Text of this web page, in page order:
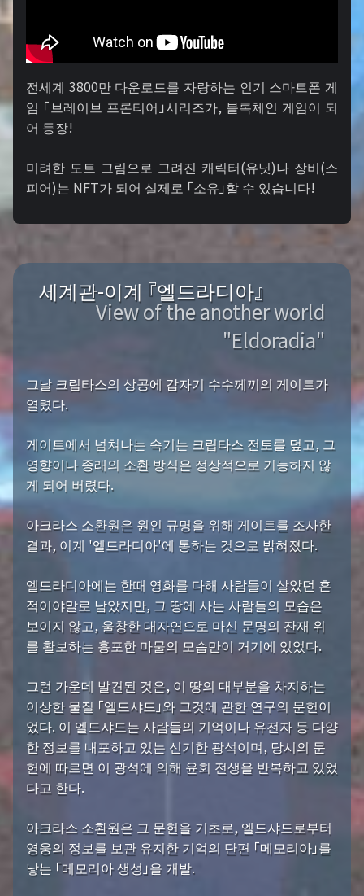
전세계 3800만 다운로드를 자랑하는 인기 스마트폰 게
임 「브레이브 프론티어」시리즈가, 블록체인 게임이 되
어 등장!
미려한 도트 그림으로 그려진 캐릭터(유닛)나 장비(스
피어)는 NFT가 되어 실제로 「소유」할 수 있습니다!
세계관-이계 『엘드라디아』
View of the another world
"Eldoradia"
그날 크립타스의 상공에 갑자기 수수께끼의 게이트가
열렸다.
게이트에서 넘쳐나는 속기는 크립타스 전토를 덮고, 그
영향이나 종래의 소환 방식은 정상적으로 기능하지 않
게 되어 버렸다.
아크라스 소환원은 원인 규명을 위해 게이트를 조사한
결과, 이계 '엘드라디아'에 통하는 것으로 밝혀졌다.
엘드라디아에는 한때 영화를 다해 사람들이 살았던 흔
적이야말로 남았지만, 그 땅에 사는 사람들의 모습은
보이지 않고, 울창한 대자연으로 마신 문명의 잔재 위
를 활보하는 흉포한 마물의 모습만이 거기에 있었다.
그런 가운데 발견된 것은, 이 땅의 대부분을 차지하는
이상한 물질 「엘드샤드」와 그것에 관한 연구의 문헌이
었다. 이 엘드샤드는 사람들의 기억이나 유전자 등 다양
한 정보를 내포하고 있는 신기한 광석이며, 당시의 문
헌에 따르면 이 광석에 의해 윤회 전생을 반복하고 있었
다고 한다.
아크라스 소환원은 그 문헌을 기초로, 엘드샤드로부터
영웅의 정보를 보관 유지한 기억의 단편 「메모리아」를
낳는 「메모리아 생성」을 개발.